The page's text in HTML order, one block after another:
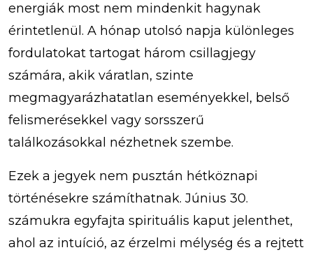
energiák most nem mindenkit hagynak
érintetlenül. A hónap utolsó napja különleges
fordulatokat tartogat három csillagjegy
számára, akik váratlan, szinte
megmagyarázhatatlan eseményekkel, belső
felismerésekkel vagy sorsszerű
találkozásokkal nézhetnek szembe.
Ezek a jegyek nem pusztán hétköznapi
történésekre számíthatnak. Június 30.
számukra egyfajta spirituális kaput jelenthet,
ahol az intuíció, az érzelmi mélység és a rejtett